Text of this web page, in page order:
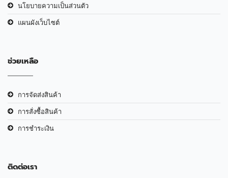
นโยบายความเป็นส่วนตัว
แผนผังเว็บไซต์
ช่วยเหลือ
การจัดส่งสินค้า
การสั่งซื้อสินค้า
การชำระเงิน
ติดต่อเรา